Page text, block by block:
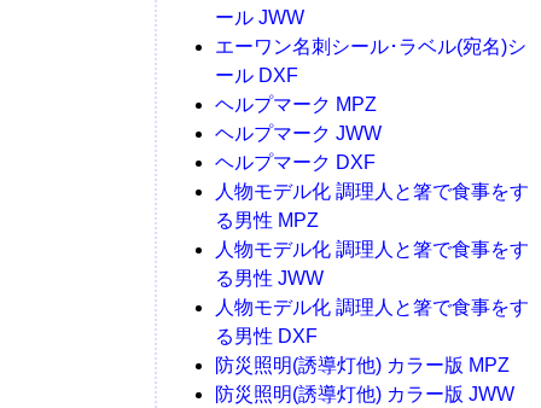
ール JWW
エーワン名刺シール･ラベル(宛名)シ
ール DXF
ヘルプマーク MPZ
ヘルプマーク JWW
ヘルプマーク DXF
人物モデル化 調理人と箸で食事をす
る男性 MPZ
人物モデル化 調理人と箸で食事をす
る男性 JWW
人物モデル化 調理人と箸で食事をす
る男性 DXF
防災照明(誘導灯他) カラー版 MPZ
防災照明(誘導灯他) カラー版 JWW